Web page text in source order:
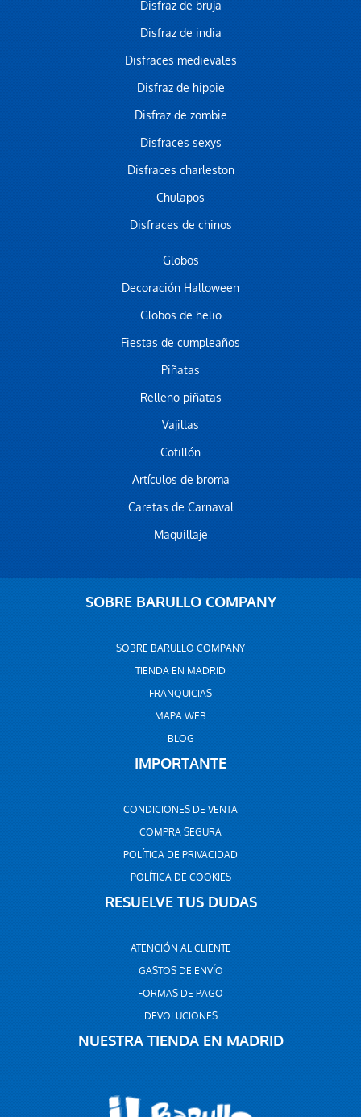
Disfraz de bruja
Disfraz de india
Disfraces medievales
Disfraz de hippie
Disfraz de zombie
Disfraces sexys
Disfraces charleston
Chulapos
Disfraces de chinos
Globos
Decoración Halloween
Globos de helio
Fiestas de cumpleaños
Piñatas
Relleno piñatas
Vajillas
Cotillón
Artículos de broma
Caretas de Carnaval
Maquillaje
SOBRE BARULLO COMPANY
SOBRE BARULLO COMPANY
TIENDA EN MADRID
FRANQUICIAS
MAPA WEB
BLOG
IMPORTANTE
CONDICIONES DE VENTA
COMPRA SEGURA
POLÍTICA DE PRIVACIDAD
POLÍTICA DE COOKIES
RESUELVE TUS DUDAS
ATENCIÓN AL CLIENTE
GASTOS DE ENVÍO
FORMAS DE PAGO
DEVOLUCIONES
NUESTRA TIENDA EN MADRID